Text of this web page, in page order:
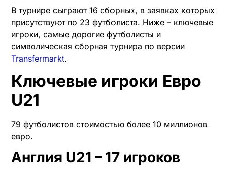
В турнире сыграют 16 сборных, в заявках которых
присутствуют по 23 футболиста. Ниже – ключевые
игроки, самые дорогие футболисты и
символическая сборная турнира по версии
Transfermarkt.
Ключевые игроки Евро
U21
79 футболистов стоимостью более 10 миллионов
евро.
Англия U21 – 17 игроков